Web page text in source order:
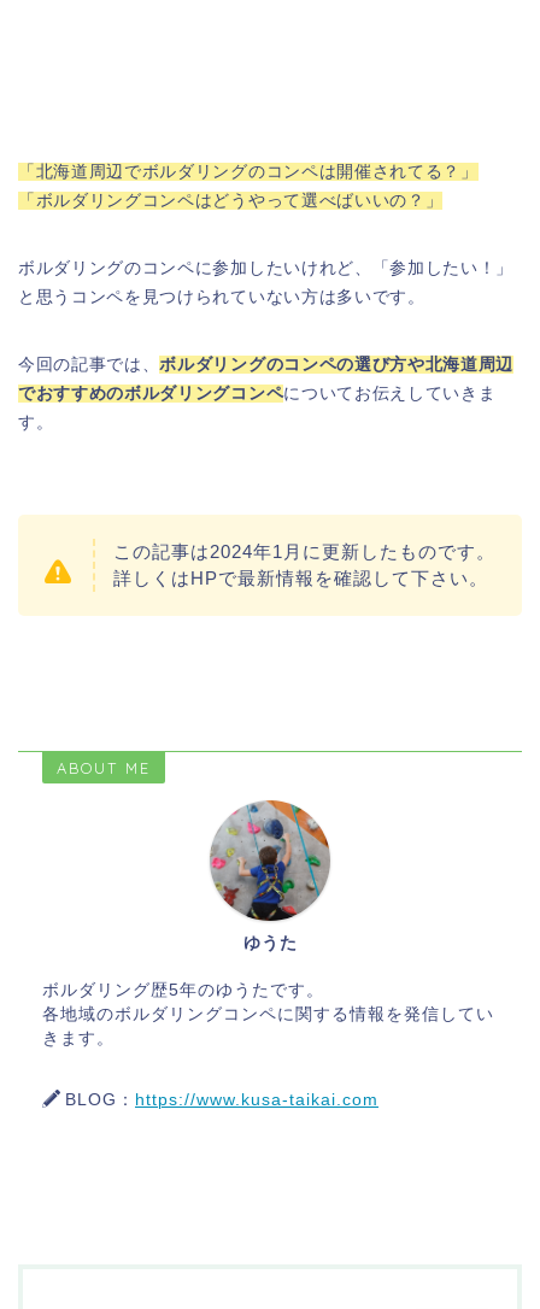
「北海道周辺でボルダリングのコンペは開催されてる？」
「ボルダリングコンペはどうやって選べばいいの？」
ボルダリングのコンペに参加したいけれど、「参加したい！」
と思うコンペを見つけられていない方は多いです。
今回の記事では、ボルダリングのコンペの選び方や北海道周辺
でおすすめのボルダリングコンペについてお伝えしていきま
す。
この記事は2024年1月に更新したものです。
詳しくはHPで最新情報を確認して下さい。
ABOUT ME
ゆうた
ボルダリング歴5年のゆうたです。
各地域のボルダリングコンペに関する情報を発信してい
きます。
BLOG： https://www.kusa-taikai.com